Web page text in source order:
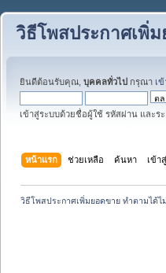
วิธีโพสประกาศเพิ่
ยินดีต้อนรับคุณ, บุคคลทั่วไป กรุณา เ
เข้าสู่ระบบด้วยชื่อผู้ใช้ รหัสผ่าน และร
หน้าแรก ช่วยเหลือ ค้นหา เข้า
วิธีโพสประกาศเพิ่มยอดขาย ทำตามได้ไ